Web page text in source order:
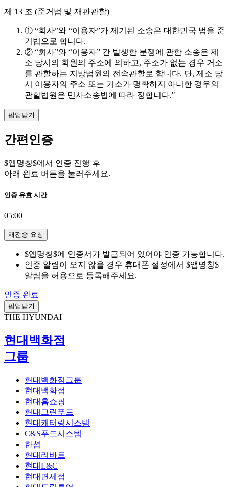
제 13 조 (준거법 및 재판관할)
① “회사”와 “이용자”가 제기된 소송은 대한민국 법을 준
거법으로 합니다.
② “회사”와 “이용자” 간 발생한 분쟁에 관한 소송은 제
소 당시의 회원의 주소에 의하고, 주소가 없는 경우 거소
를 관할하는 지방법원의 전속관할로 합니다. 단, 제소 당
시 이용자의 주소 또는 거소가 명확하지 아니한 경우의
관할법원은 민사소송법에 따라 정합니다."
팝업닫기
간편인증
$앱명칭$에서 인증 진행 후
아래 완료 버튼을 눌러주세요.
인증 유효 시간
05:00
재전송 요청
$앱명칭$에 인증서가 발급되어 있어야 인증 가능합니다.
인증 알림이 오지 않을 경우 휴대폰 설정에서 $앱명칭$
알림을 허용으로 등록해주세요.
인증 완료
팝업닫기
THE HYUNDAI
현대백화점
그룹
현대백화점그룹
현대백화점
현대홈쇼핑
현대그린푸드
현대캐터링시스템
C&S푸드시스템
한섬
현대리바트
현대L&C
현대면세점